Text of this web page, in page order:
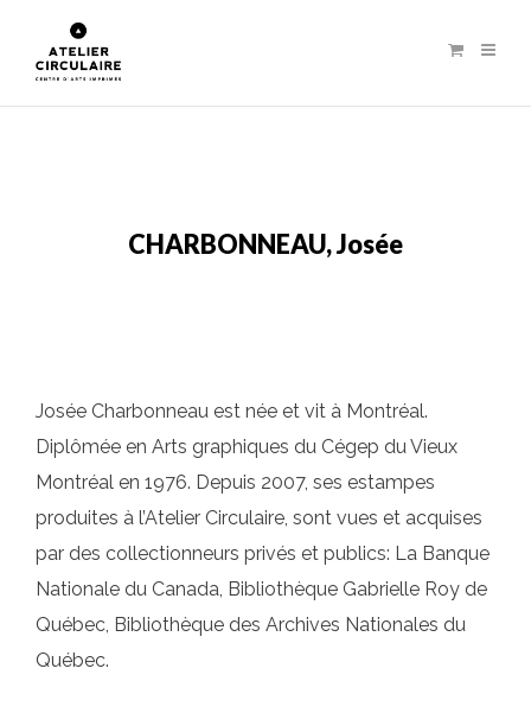
CHARBONNEAU, Josée
Josée Charbonneau est née et vit à Montréal.
Diplômée en Arts graphiques du Cégep du Vieux
Montréal en 1976. Depuis 2007, ses estampes
produites à l’Atelier Circulaire, sont vues et acquises
par des collectionneurs privés et publics: La Banque
Nationale du Canada, Bibliothèque Gabrielle Roy de
Québec, Bibliothèque des Archives Nationales du
Québec.